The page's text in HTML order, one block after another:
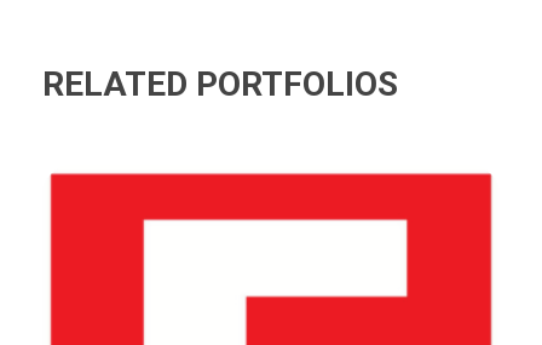
RELATED PORTFOLIOS